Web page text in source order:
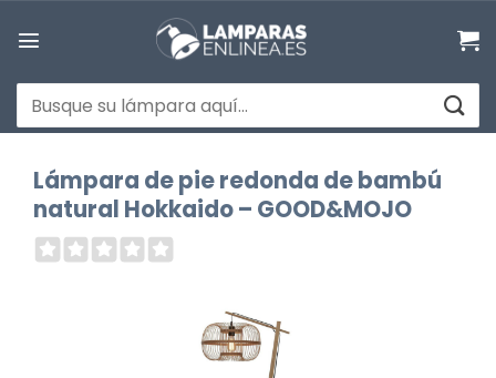
Buscar
por:
Lámpara de pie redonda de bambú
natural Hokkaido – GOOD&MOJO